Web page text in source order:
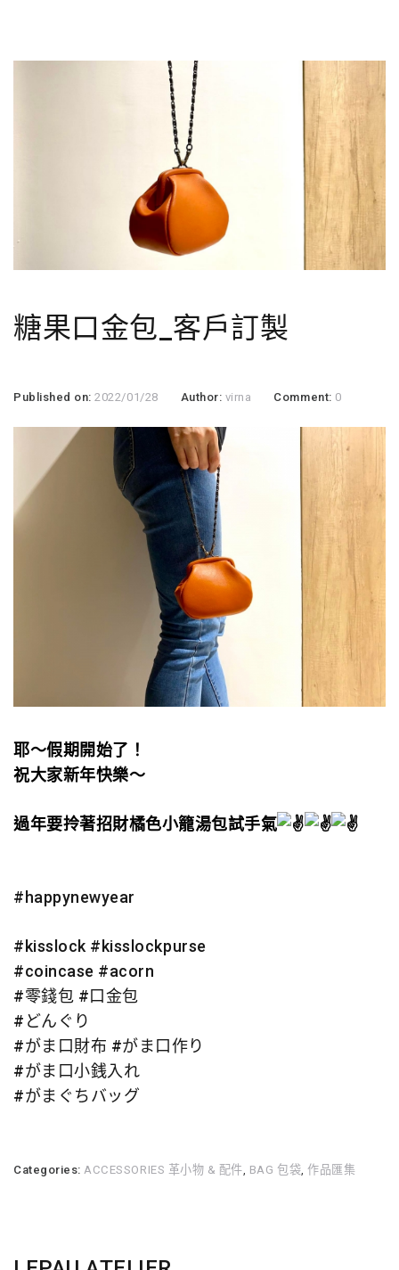
糖果口金包_客戶訂製
Published on:2022/01/28 Author: virna Comment: 0
耶～假期開始了！
祝大家新年快樂～
過年要拎著招財橘色小籠湯包試手氣
#happynewyear
#kisslock #kisslockpurse
#coincase #acorn
#零錢包 #口金包
#どんぐり
#がま口財布 #がま口作り
#がま口小銭入れ
#がまぐちバッグ
Categories: ACCESSORIES 革小物 & 配件 BAG 包袋 ,作品匯集